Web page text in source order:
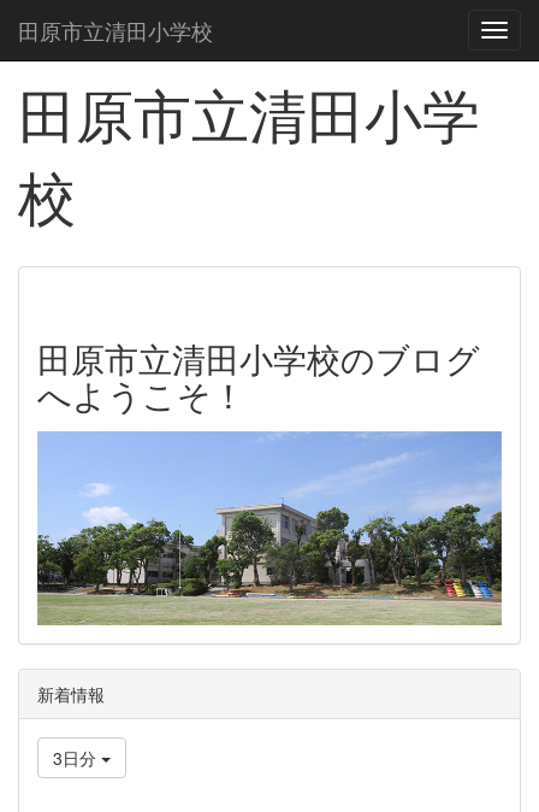
田原市立清田小学校
田原市立清田小学
校
田原市立清田小学校のブログ
へようこそ！
新着情報
3日分